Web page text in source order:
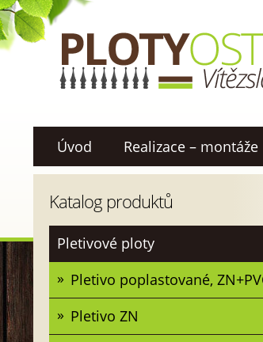
Úvod Realizace – montáže
Katalog produktů
Pletivové ploty
Pletivo poplastované,
Pletivo ZN